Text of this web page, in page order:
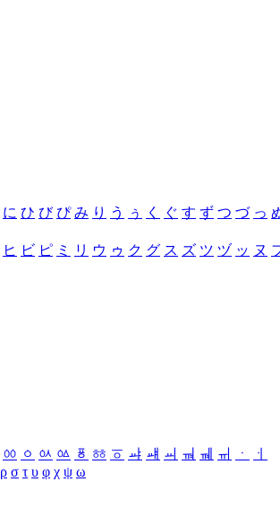
に ひ び ぴ み り う ぅ く ぐ す ず つ づ っ
ヒ ビ ピ ミ リ ウ ゥ ク グ ス ズ ツ ヅ ッ ヌ
ㆀ ㆁ ㆂ ㆃ ㆄ ㆅ ㆆ ㆇ ㆈ ㆉ ㆊ ㆋ ㆌ ㆍ
ㆎ
ρ σ τ υ φ χ ψ ω